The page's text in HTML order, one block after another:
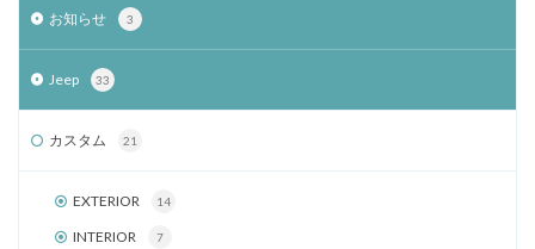
お知らせ 3
Jeep 33
カスタム 21
EXTERIOR 14
INTERIOR 7